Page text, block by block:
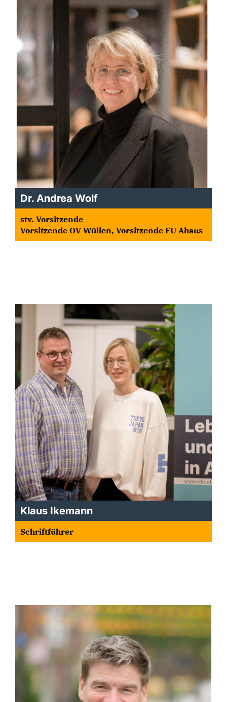
Dr. Andrea Wolf
stv. Vorsitzende
Vorsitzende OV Wüllen, Vorsitzende FU Ahaus
Klaus Ikemann
Schriftführer